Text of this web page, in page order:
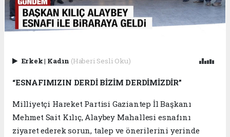
Erkek| Kadın (Haberi Sesli Oku)
“ESNAFIMIZIN DERDİ BİZİM DERDİMİZDİR”
Milliyetçi Hareket Partisi Gaziantep İl Başkanı
Mehmet Sait Kılıç, Alaybey Mahallesi esnafını
ziyaret ederek sorun, talep ve önerilerini yerinde